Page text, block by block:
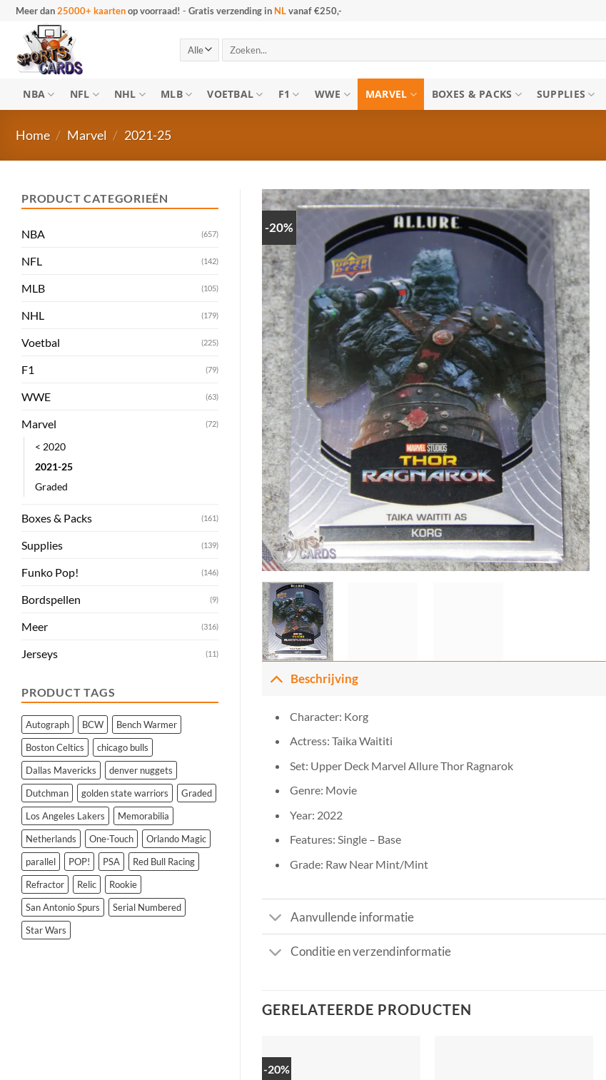
inhoud
Meer dan25000+ kaartenop voorraad! - Gratis verzending in NLvanaf €250,-
Zoeken
NBA NFL NHL MLB VOETBAL F1 WWE MARVEL BOXES & PACKS SUPPLIES
Home / Marvel / 2021-25
PRODUCT CATEGORIEËN
NBA (657)
NFL (142)
MLB (105)
NHL (179)
Voetbal (225)
F1 (79)
WWE (63)
Marvel (72)
< 2020
2021-25
Graded
Boxes & Packs (161)
Supplies (139)
Funko Pop! (146)
Bordspellen (9)
Meer (316)
Jerseys (11)
PRODUCT TAGS
Autograph BCW
Bench Warmer
Boston Celtics
chicago bulls
Dallas Mavericks
denver nuggets
Dutchman
golden state warriors
Graded
Los Angeles Lakers
Memorabilia
Netherlands
One-Touch
Orlando Magic
parallel
POP! PSA
Red Bull Racing
Refractor
Relic
Rookie
San Antonio Spurs
Serial Numbered
Star Wars
-20%
Beschrijving
Character: Korg
Actress: Taika Waititi
Set: Upper Deck Marvel Allure Thor Ragnarok
Genre: Movie
Year: 2022
Features: Single – Base
Grade: Raw Near Mint/Mint
Aanvullende informatie
Conditie en verzendinformatie
GERELATEERDE PRODUCTEN
-20%